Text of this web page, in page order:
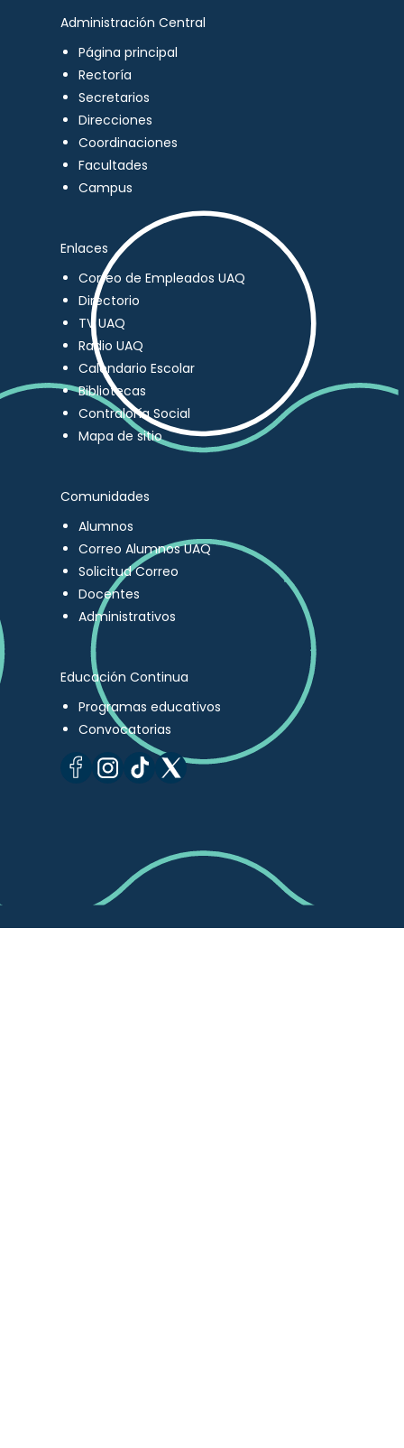
Administración Central
Página principal
Rectoría
Secretarios
Direcciones
Coordinaciones
Facultades
Campus
Enlaces
Correo de Empleados UAQ
Directorio
TV UAQ
Radio UAQ
Calendario Escolar
Bibliotecas
Contraloría Social
Mapa de sitio
Comunidades
Alumnos
Correo Alumnos UAQ
Solicitud Correo
Docentes
Administrativos
Educación Continua
Programas educativos
Convocatorias